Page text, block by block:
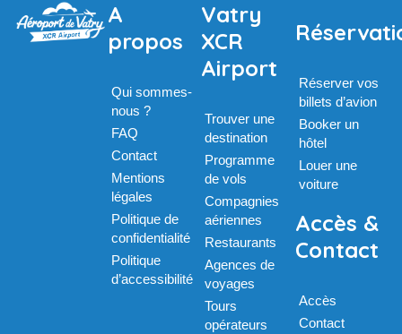
A
propos
Qui sommes-
nous ?
FAQ
Contact
Mentions
légales
Politique de
confidentialité
Politique
d’accessibilité
Vatry
XCR
Airport
Trouver une
destination
Programme
de vols
Compagnies
aériennes
Restaurants
Agences de
voyages
Tours
opérateurs
Réserver vos
billets d’avion
Booker un
hôtel
Louer une
voiture
Accès &
Contact
Accès
Contact